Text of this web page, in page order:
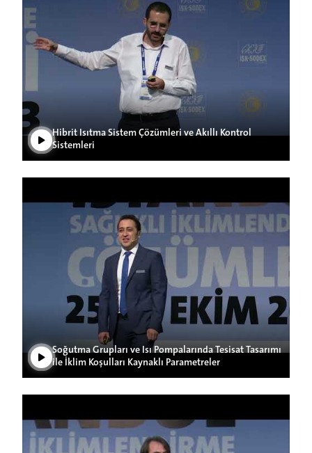
Videoyu Oynat
Hibrit Isıtma Sistem Çözümleri ve Akıllı Kontrol
Sistemleri
Videoyu Oynat
Soğutma Grupları ve Isı Pompalarında Tesisat Tasarımı
ile İklim Koşulları Kaynaklı Parametreler